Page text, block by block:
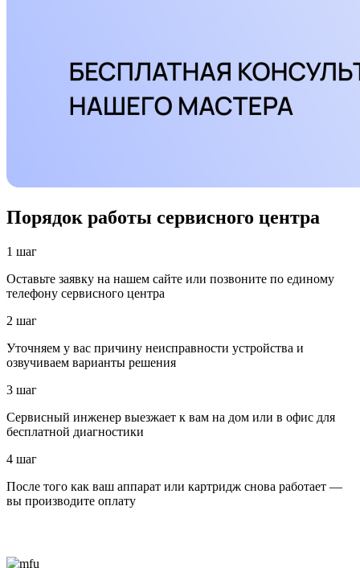
Порядок работы сервисного центра
1 шаг
Оставьте заявку на нашем сайте или позвоните по единому
телефону сервисного центра
2 шаг
Уточняем у вас причину неисправности устройства и
озвучиваем варианты решения
3 шаг
Сервисный инженер выезжает к вам на дом или в офис для
бесплатной диагностики
4 шаг
После того как ваш аппарат или картридж снова работает —
вы производите оплату